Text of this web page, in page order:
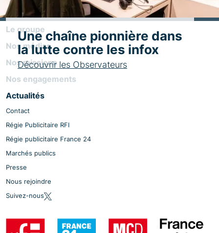
Une chaîne pionnière dans
la lutte contre les infox
Découvrir les Observateurs
Le groupe
Nos médias
Nos missions
Nos engagements
Actualités
Contact
Régie Publicitaire RFI
Régie publicitaire France 24
Marchés publics
Presse
Nous rejoindre
Suivez-nous